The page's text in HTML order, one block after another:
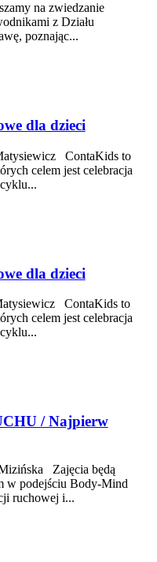
na zwiedzanie
z Działu
poznając...
dla dzieci
ContaKids to
celem jest celebracja
dla dzieci
ContaKids to
celem jest celebracja
/ Najpierw
Zajęcia będą
w podejściu Body-Mind
ruchowej i...